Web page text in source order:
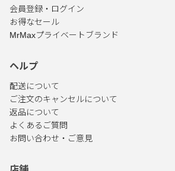
会員登録・ログイン
お得なセール
MrMaxプライベートブランド
ヘルプ
配送について
ご注文のキャンセルについて
返品について
よくあるご質問
お問い合わせ・ご意見